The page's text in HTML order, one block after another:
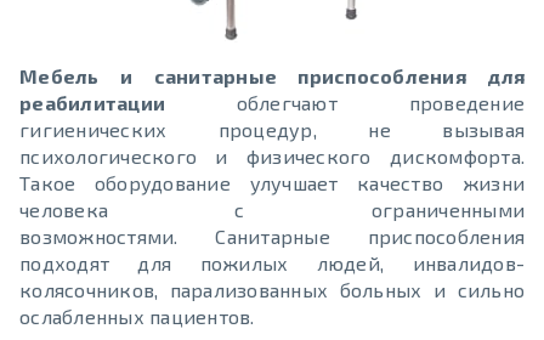
Мебель и санитарные приспособления для
реабилитации облегчают проведение
гигиенических процедур, не вызывая
психологического и физического дискомфорта.
Такое оборудование улучшает качество жизни
человека с ограниченными
возможностями. Санитарные приспособления
подходят для пожилых людей, инвалидов-
колясочников, парализованных больных и сильно
ослабленных пациентов.